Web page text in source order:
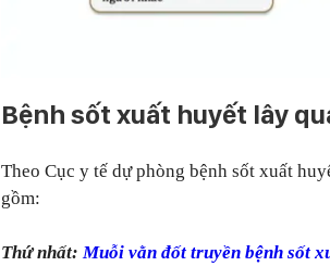
Bệnh sốt xuất huyết lây
Theo Cục y tế dự phòng bệnh sốt xuất
gồm:
Thứ nhất:Muỗi vằn đốt truyền bệnh sốt